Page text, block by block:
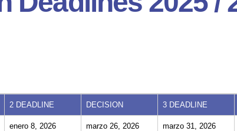
2 DEADLINE DECISION 3 DEADLINE
enero 8, 2026 marzo 26, 2026 marzo 31, 2026